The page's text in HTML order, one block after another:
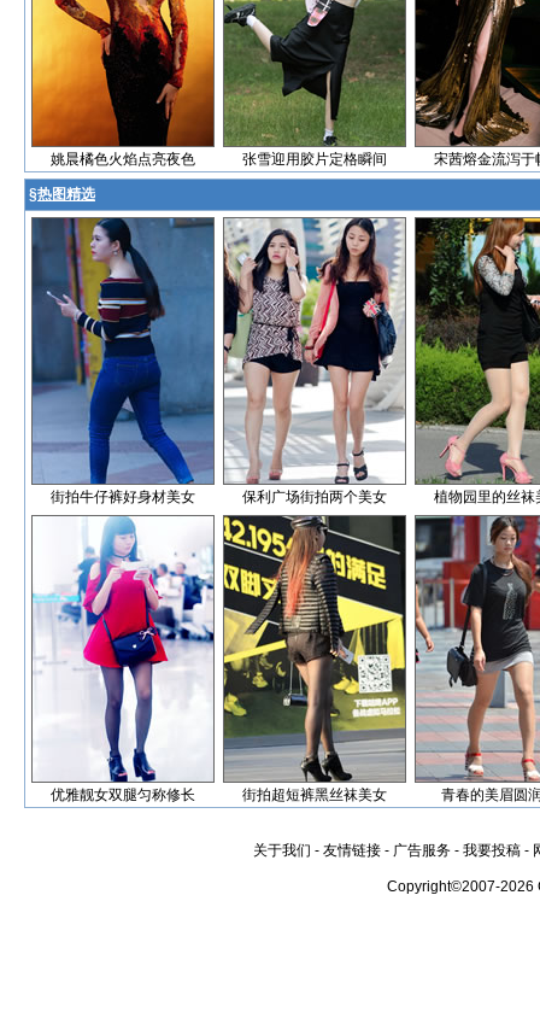
姚晨橘色火焰点亮夜色 张雪迎用胶片定格瞬间 宋茜熔金流泻于
§热图精选
街拍牛仔裤好身材美女 保利广场街拍两个美女 植物园里的丝袜
优雅靓女双腿匀称修长 街拍超短裤黑丝袜美女 青春的美眉圆
关于我们 - 友情链接 - 广告服务 - 我要投稿 -
Copyright©2007-2026